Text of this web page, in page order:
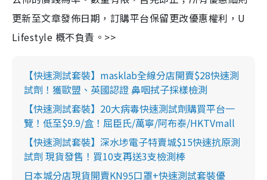
更新至文章發佈日期，訂購平台保留更改優惠權利，U
Lifestyle 概不負責。>>
【快速測試套裝】masklab全線分店開賣$28快速測
試劑！獲歐盟、英國認證 鼻咽拭子採樣檢測
【快速測試套裝】20大病毒快速測試劑購買平台一
覽！低至$9.9/盒！屈臣氏/萬寧/阿布泰/HKTVmall
【快速測試套裝】深水埗電子特賣城$15快速抗原測
試劑 現貨發售！買10支再送3支檢測棒
日本城分店現貨開賣KN95口罩+快速測試套裝優